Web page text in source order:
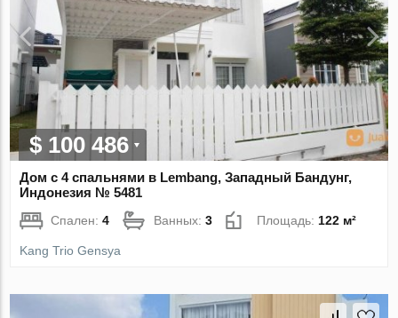
$ 100 486
Дом с 4 спальнями в Lembang, Западный Бандунг,
Индонезия № 5481
Спален:4 Ванных:3 Площадь:122 м²
Kang Trio Gensya